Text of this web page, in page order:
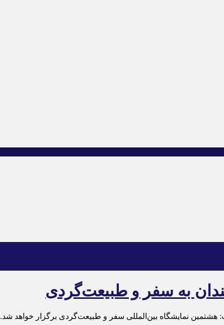
به سفر و طبیعت‌گردی
نمایشگاه بین‌المللی سفر و طبیعت‌گردی برگزار خواهد شد.